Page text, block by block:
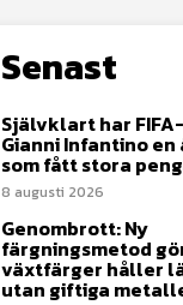
Senast
Självklart har
Gianni Infantino
som fått stora
8 augusti 2026
Genombrott: Ny
färgningsmetod
växtfärger håller
utan giftiga